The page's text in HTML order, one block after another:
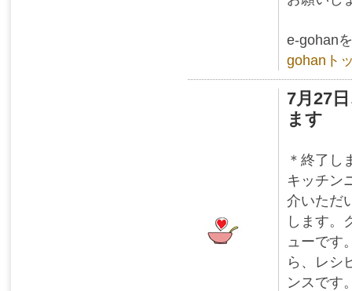
e-gohan
gohanト
7月27
ます
＊終了し
キッチン
介いただ
します。
ューです
ら、レシ
ンスです